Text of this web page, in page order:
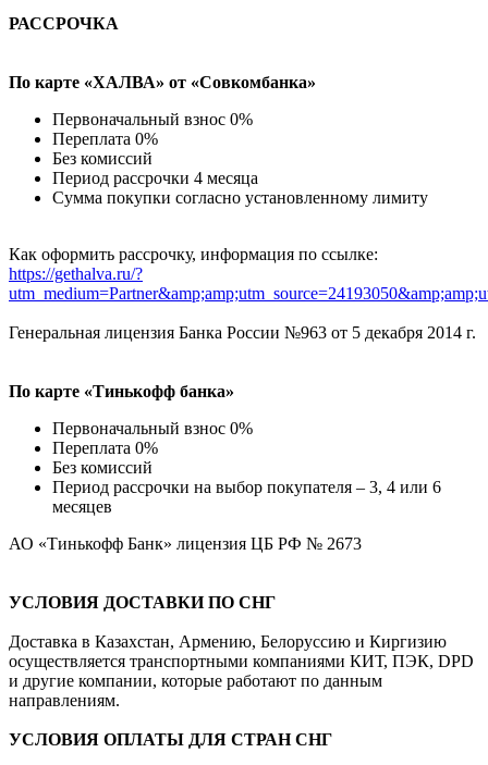
РАССРОЧКА
По карте «ХАЛВА» от «Совкомбанка»
Первоначальный взнос 0%
Переплата 0%
Без комиссий
Период рассрочки 4 месяца
Сумма покупки согласно установленному лимиту
Как оформить рассрочку, информация по ссылке:
https://gethalva.ru/?
Генеральная лицензия Банка России №963 от 5 декабря 2014 г.
По карте «Тинькофф банка»
Первоначальный взнос 0%
Переплата 0%
Без комиссий
Период рассрочки на выбор покупателя – 3, 4 или 6
месяцев
АО «Тинькофф Банк» лицензия ЦБ РФ № 2673
УСЛОВИЯ ДОСТАВКИ ПО СНГ
Доставка в Казахстан, Армению, Белоруссию и Киргизию
осуществляется транспортными компаниями КИТ, ПЭК, DPD
и другие компании, которые работают по данным
направлениям.
УСЛОВИЯ ОПЛАТЫ ДЛЯ СТРАН СНГ